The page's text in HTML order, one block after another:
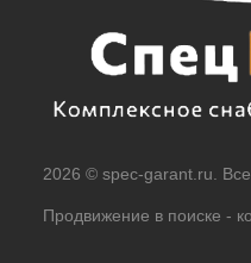
2026 © spec-garant.ru.
Продвижение в поиске -